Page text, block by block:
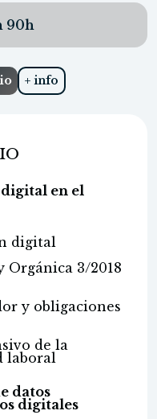
90h
+ info
digital en el
digital
3/2018
y obligaciones
de la
laboral
datos
digitales